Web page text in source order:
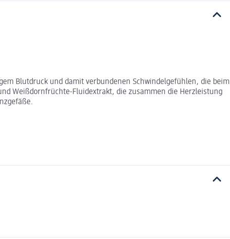
Blutdruck und damit verbundenen Schwindelgefühlen, die beim
Weißdornfrüchte-Fluidextrakt, die zusammen die Herzleistung